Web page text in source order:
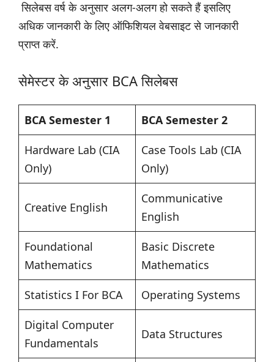
सिलेबस वर्ष के अनुसार अलग-अलग हो सकते हैं इसलिए
अधिक जानकारी के लिए ऑफिशियल वेबसाइट से जानकारी
प्राप्त करें.
सेमेस्टर के अनुसार BCA सिलेबस
BCA Semester 1 BCA Semester 2
Hardware Lab (CIA
Only)
Case Tools Lab (CIA
Only)
Creative English
Communicative
English
Foundational
Mathematics
Basic Discrete
Mathematics
Statistics I For BCA Operating Systems
Digital Computer
Fundamentals
Data Structures